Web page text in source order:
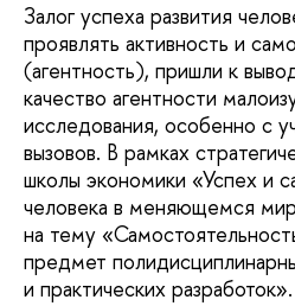
Залог успеха развития
проявлять активность и
(агентность), пришли к
качество агентности
исследования, особенно с
вызовов. В рамках
школы экономики «Успех и
человека в меняющемся
на тему
предмет
и практических разработок».